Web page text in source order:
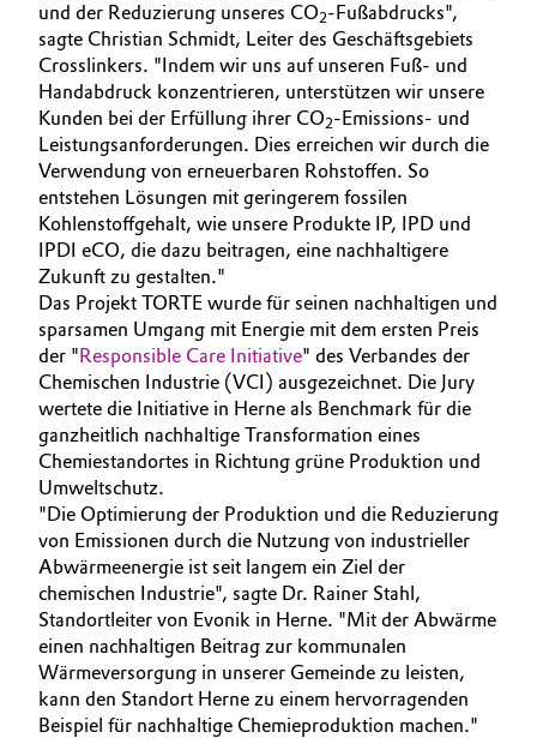
Medical Devices
Metals & Mining
Oil & Gas, Petrochemicals
Personal Care & Beauty
Pharma & Biopharma
Plastics & Rubber
Pulp, Paper & Packaging
Textiles, Leather & Nonwovens
und der Reduzierung unseres CO2-Fußabdrucks",
sagte Christian Schmidt, Leiter des Geschäftsgebiets
Crosslinkers. "Indem wir uns auf unseren Fuß- und
Handabdruck konzentrieren, unterstützen wir unsere
Kunden bei der Erfüllung ihrer CO2-Emissions- und
Leistungsanforderungen. Dies erreichen wir durch die
Verwendung von erneuerbaren Rohstoffen. So
entstehen Lösungen mit geringerem fossilen
Kohlenstoffgehalt, wie unsere Produkte IP, IPD und
IPDI eCO, die dazu beitragen, eine nachhaltigere
Zukunft zu gestalten."
Das Projekt TORTE wurde für seinen nachhaltigen und
sparsamen Umgang mit Energie mit dem ersten Preis
der "Responsible Care Initiative" des Verbandes der
Chemischen Industrie (VCI) ausgezeichnet. Die Jury
wertete die Initiative in Herne als Benchmark für die
ganzheitlich nachhaltige Transformation eines
Chemiestandortes in Richtung grüne Produktion und
Umweltschutz.
"Die Optimierung der Produktion und die Reduzierung
von Emissionen durch die Nutzung von industrieller
Abwärmeenergie ist seit langem ein Ziel der
chemischen Industrie", sagte Dr. Rainer Stahl,
Standortleiter von Evonik in Herne. "Mit der Abwärme
einen nachhaltigen Beitrag zur kommunalen
Wärmeversorgung in unserer Gemeinde zu leisten,
kann den Standort Herne zu einem hervorragenden
Beispiel für nachhaltige Chemieproduktion machen."